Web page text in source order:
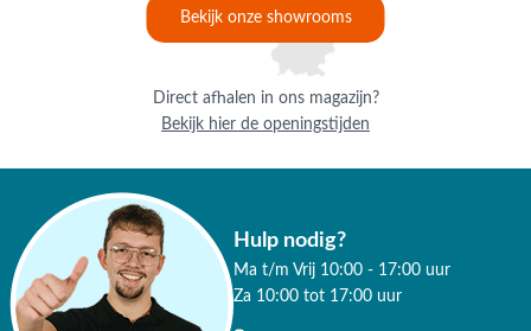
Bekijk onze showrooms
Direct afhalen in ons magazijn?
Bekijk hier de openingstijden
Hulp nodig?
Ma t/m Vrij 10:00 - 17:00 uur
Za 10:00 tot 17:00 uur